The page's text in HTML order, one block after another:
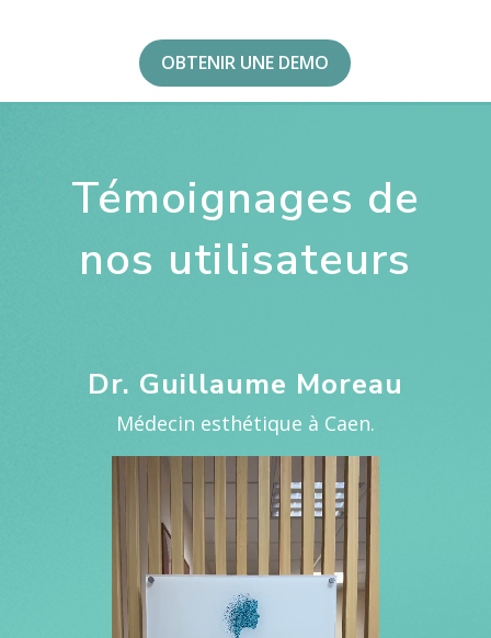
OBTENIR UNE DEMO
Témoignages de
nos utilisateurs
Dr. Guillaume Moreau
Médecin esthétique à Caen.